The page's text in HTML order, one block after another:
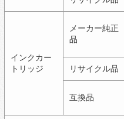
インクカー
トリッジ
メーカー純正
品
リサイクル品
互換品